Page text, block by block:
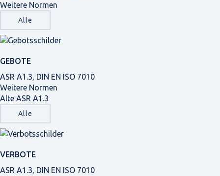
Weitere Normen
Alle
GEBOTE
ASR A1.3, DIN EN ISO 7010
Weitere Normen
Alte ASR A1.3
Alle
VERBOTE
ASR A1.3, DIN EN ISO 7010